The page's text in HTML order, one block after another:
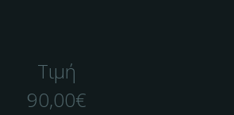
Τιμή
90,00€